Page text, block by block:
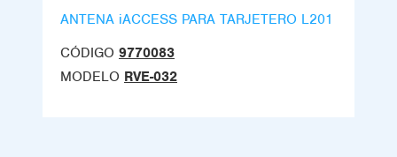
ANTENA iACCESS PARA TARJETERO L201
CÓDIGO 9770083
MODELO RVE-032